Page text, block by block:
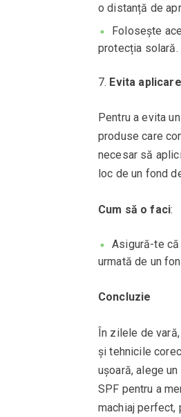
o distanță de
Folosește
protecția solară.
Evita
Pentru a evita
produse care
necesar să
loc de un fond
Cum să o faci:
Asigură-te că
urmată de un
Concluzie
În zilele de
și tehnicile
ușoară, alege
SPF pentru a
machiaj perfect,